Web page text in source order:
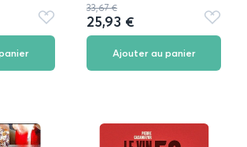
Ajouter
aux
33,67 €
25,93 €
Ajouter
aux
Ajouter au panier